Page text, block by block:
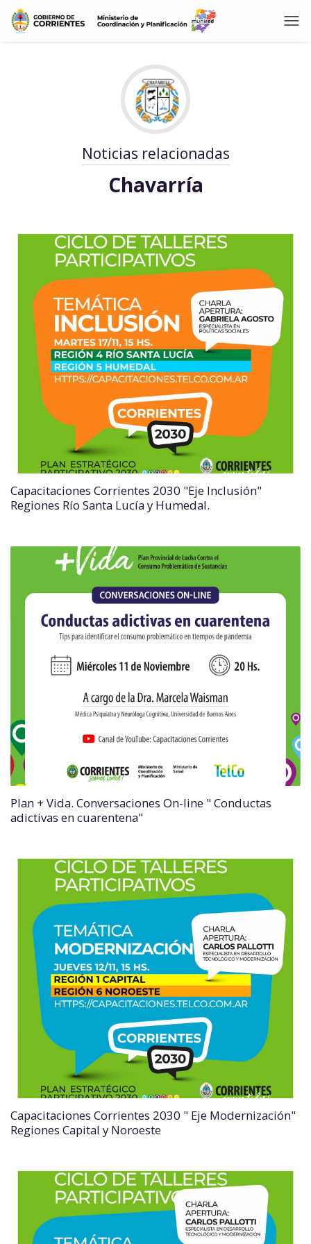
Noticias relacionadas
Chavarría
Capacitaciones Corrientes 2030 "Eje Inclusión"
Regiones Río Santa Lucía y Humedal.
Plan + Vida. Conversaciones On-line " Conductas
adictivas en cuarentena"
Capacitaciones Corrientes 2030 " Eje Modernización"
Regiones Capital y Noroeste